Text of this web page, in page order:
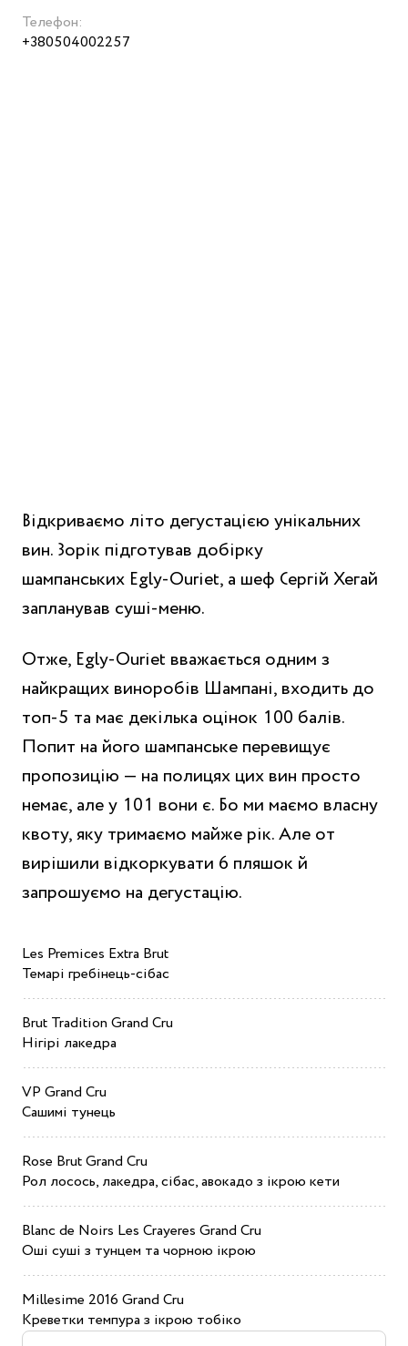
Відкриваємо літо дегустацією унікальних
вин. Зорік підготував добірку
шампанських Egly-Ouriet, а шеф Сергій Хегай
запланував суші-меню.
Отже, Egly-Ouriet вважається одним з
найкращих виноробів Шампані, входить до
топ-5 та має декілька оцінок 100 балів.
Попит на його шампанське перевищує
пропозицію — на полицях цих вин просто
немає, але у 101 вони є. Бо ми маємо власну
квоту, яку тримаємо майже рік. Але от
вирішили відкоркувати 6 пляшок й
запрошуємо на дегустацію.
Les Premices Extra Brut
Темарі гребінець-сібас
Brut Tradition Grand Cru
Нігірі лакедра
VP Grand Cru
Сашимі тунець
Rose Brut Grand Cru
Рол лосось, лакедра, сібас, авокадо з ікрою кети
Blanc de Noirs Les Crayeres Grand Cru
Оші суші з тунцем та чорною ікрою
Millesime 2016 Grand Cru
Креветки темпура з ікрою тобіко
Телефон:
+380504002257